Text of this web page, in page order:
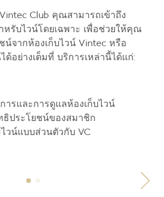
Club คุณสามารถเข้าถึง
หรับไวน์โดยเฉพาะ เพื่อช่วยให้คุณ
น์จากห้องเก็บไวน์ Vintec หรือ
อย่างเต็มที่ บริการเหล่านี้ได้แก่:
ารและการดูแลห้องเก็บไวน์
ธิประโยชน์ของสมาชิก
วน์แบบส่วนตัวกับ VC